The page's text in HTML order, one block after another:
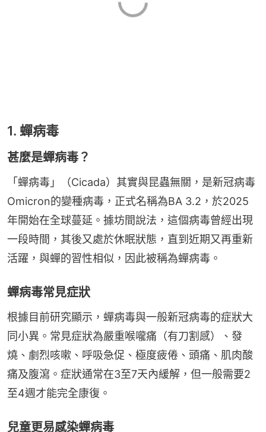
1. 蟬病毒
甚麼是蟬病毒？
「蟬病毒」（Cicada）其實與昆蟲無關，是新冠病毒
Omicron的變種病毒，正式名稱為BA 3.2，於2025
年開始在全球蔓延。據坊間說法，這個病毒曾經出現
一段時間，其後又處於休眠狀態，直到近期又再重新
活躍，與蟬的習性相似，因此被稱為蟬病毒。
蟬病毒常見症狀
根據目前研究顯示，蟬病毒與一般新冠病毒的症狀大
同小異。常見症狀為嚴重喉嚨痛（有刀割感）、發
燒、劇烈咳嗽、呼吸急促、極度疲倦、頭痛、肌肉酸
痛及腹瀉。症狀通常在3至7天內緩解，但一般需要2
至4週才能完全康復。
兒童更易感染蟬病毒